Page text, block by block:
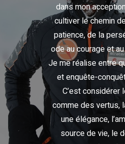
dans mon
cultiver le chemin
patience, de la
ode au courage et
Je me réalise entre
et enquête-
C’est considérer
comme des vertus,
une élégance,
source de vie, le